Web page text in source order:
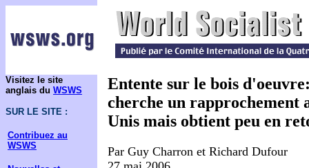
Visitez le site
anglais du WSWS
SUR LE SITE :
Contribuez au
WSWS
Entente sur le bois
cherche un rapprochement
Unis mais obtient peu en
Par Guy Charron et Richard Dufour